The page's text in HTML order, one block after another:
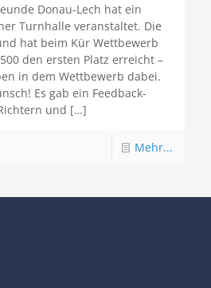
Donau-Lech hat ein
Turnhalle veranstaltet. Die
hat beim Kür Wettbewerb
den ersten Platz erreicht –
in dem Wettbewerb dabei.
Es gab ein Feedback-
und […]
Mehr...